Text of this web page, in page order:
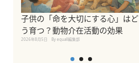
子供の「命を大切にする心」はど
う育つ？動物介在活動の効果
2026年8月5日 By equall編集部